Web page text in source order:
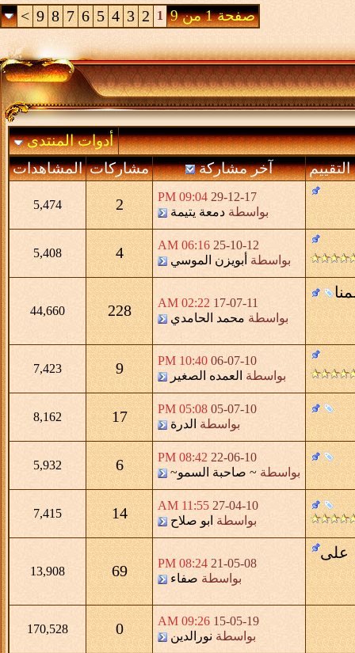
صفحة 1 من 9 1
2
3
4
5
6
7
8
9
>
أدوات المنتدى
التقييم
آخر مشاركة مشاركات المشاهدات
29-12-17
09:04 PM
بواسطة دمعة يتيمة 2
5,474
25-10-12
06:16 AM
بواسطة أبويزن الموسي 4
5,408
17-07-11
02:22 AM
بواسطة محمد الحامدي 228
44,660
06-07-10
10:40 PM
بواسطة العمده الصغير 9
7,423
05-07-10
05:08 PM
بواسطة الدرة 17
8,162
22-06-10
08:42 PM
بواسطة ~ صاحبة السمو~ 6
5,932
27-04-10
11:55 AM
بواسطة ابو صلاح 14
7,415
على
21-05-08
08:24 PM
بواسطة صفاء 69
13,908
15-05-19
09:26 AM
بواسطة نورالدين 0
170,528